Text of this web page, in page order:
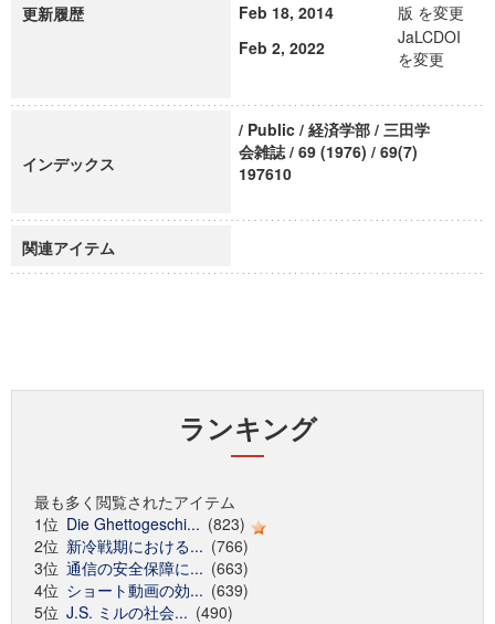
更新履歴
Feb 18, 2014
版 を変更
Feb 2, 2022
JaLCDOI
を変更
インデックス
/ Public / 経済学部 / 三田学
会雑誌 / 69 (1976) / 69(7)
197610
関連アイテム
ランキング
最も多く閲覧されたアイテム
1位 Die Ghettogeschi... (823)
2位 新冷戦期における... (766)
3位 通信の安全保障に... (663)
4位 ショート動画の効... (639)
5位 J.S. ミルの社会... (490)